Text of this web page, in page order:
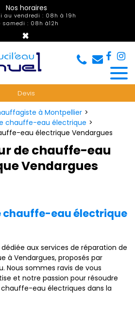
Nos horaires
au vendredi : 08h à 19h
samedi : 08h à12h
×
Devis
à Montpellier
chauffe-eau électrique
eau électrique Vendargues
de chauffe-eau
Vendargues
chauffe-eau électrique
aux services de réparation de
à Vendargues, proposés par
Nous sommes ravis de vous
et notre passion pour résoudre
chauffe-eau électriques dans la
cookies